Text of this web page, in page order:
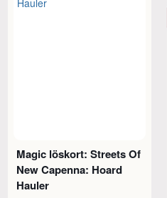
Magic löskort: Streets Of
New Capenna: Hoard
Hauler